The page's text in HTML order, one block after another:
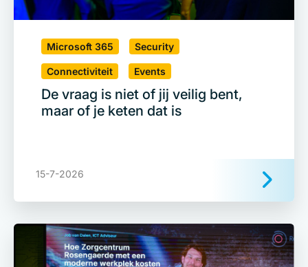
Microsoft 365 Security
Connectiviteit Events
De vraag is niet of jij veilig bent,
maar of je keten dat is
15-7-2026